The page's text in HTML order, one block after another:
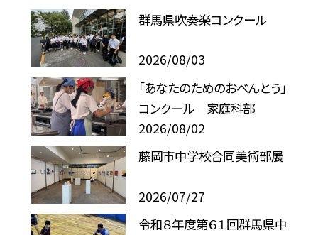
群馬県吹奏楽コンクール
2026/08/03
「あなたのためのおべんとう」
コンクール 家庭科部
2026/08/02
藤岡市中学校合同美術部展
2026/07/27
令和８年度第６１回群馬県中